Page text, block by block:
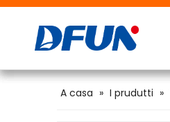
A casa » I prudutti »